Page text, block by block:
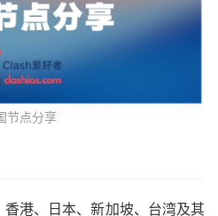
节点分享
港、日本、新加坡、台湾及其